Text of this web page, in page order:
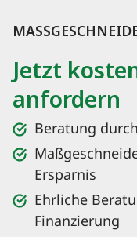
Jetzt
anfordern
Beratung
Ersparnis
Ehrliche
Finanzierung